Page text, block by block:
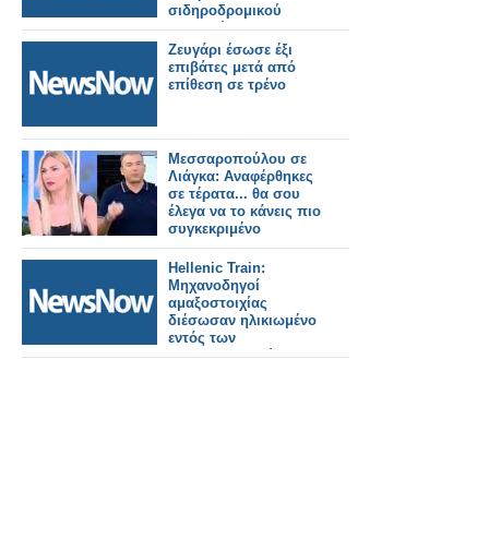
σιδηροδρομικού
σταθμού για να
μείνουν οι ενοικιαστές
στην παλιά του δόξα
Ζευγάρι έσωσε έξι
επιβάτες μετά από
επίθεση σε τρένο
Μεσσαροπούλου σε
Λιάγκα: Aναφέρθηκες
σε τέρατα... θα σου
έλεγα να το κάνεις πιο
συγκεκριμένο
Hellenic Train:
Μηχανοδηγοί
αμαξοστοιχίας
διέσωσαν ηλικιωμένο
εντός των
σιδηροδρομικών